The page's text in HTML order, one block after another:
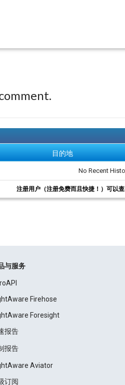
目的地
No Recent
注册用户（注册免费而且快捷！）可以
与服务
Firehose
Foresight
报告
报告
Aviator
订阅